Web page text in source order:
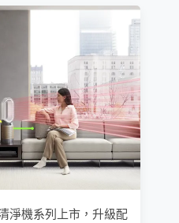
淨機系列上市，升級配